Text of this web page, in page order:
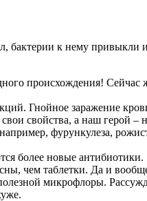
бактерии к нему привыкли
происхождения! Сейчас
Гнойное заражение
свойства, а наш герой –
фурункулеза,
более новые антибиотики.
чем таблетки. Да и
микрофлоры.